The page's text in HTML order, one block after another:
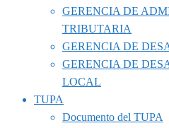
GERENCIA DE
TRIBUTARIA
GERENCIA DE
GERENCIA DE
LOCAL
TUPA
Documento del TUPA